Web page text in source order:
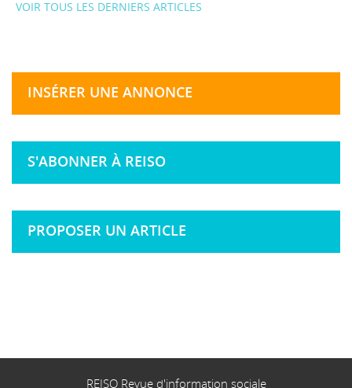
VOIR TOUS LES DERNIERS ARTICLES
INSÉRER UNE ANNONCE
S'ABONNER À REISO
PROPOSER UN ARTICLE
REISO Revue d'information sociale